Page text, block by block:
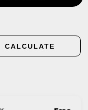
CALCULATE